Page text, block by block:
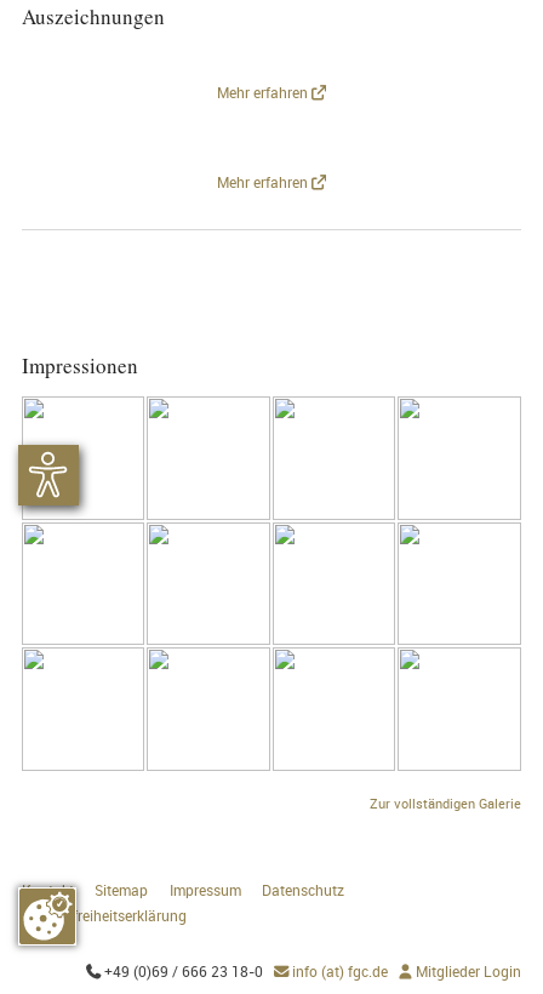
Auszeichnungen
Mehr erfahren
Mehr erfahren
Impressionen
Zur vollständigen Galerie
Kontakt Sitemap Impressum
Datenschutz
Barrierefreiheitserklärung
+49 (0)69 / 666 23 18-0 info (at) fgc.de  Mitglieder Login